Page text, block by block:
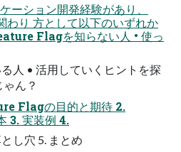
ーション開発経験があり、
り 方として以下のいずれか
Flagを知らない人 • 使っ
人 • 活用していくヒントを探
ん？
Flagの目的と期待 2.
3. 実装例 4.
し穴 5. まとめ